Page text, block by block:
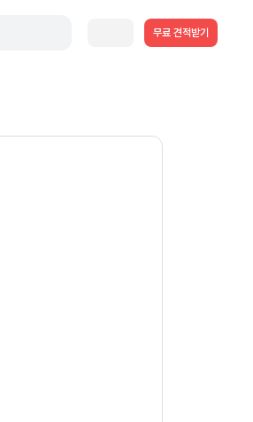
무료 견적받기